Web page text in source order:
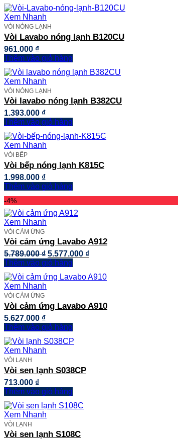
Xem Nhanh
VÒI NÓNG LẠNH
Vòi Lavabo nóng lạnh B120CU
961.000 ₫
Thêm vào giỏ hàng
Xem Nhanh
VÒI NÓNG LẠNH
Vòi lavabo nóng lạnh B382CU
1.393.000 ₫
Thêm vào giỏ hàng
Xem Nhanh
VÒI BẾP
Vòi bếp nóng lạnh K815C
1.998.000 ₫
Thêm vào giỏ hàng
-4%
Xem Nhanh
VÒI CẢM ỨNG
Vòi cảm ứng Lavabo A912
5.789.000₫ Giá
gốc
5.789.000 ₫.
5.577.000 ₫Giá
tại
là:
Thêm vào giỏ hàng
Xem Nhanh
VÒI CẢM ỨNG
Vòi cảm ứng Lavabo A910
5.627.000 ₫
Thêm vào giỏ hàng
Xem Nhanh
VÒI LẠNH
Vòi sen lạnh S038CP
713.000 ₫
Thêm vào giỏ hàng
Xem Nhanh
VÒI LẠNH
Vòi sen lạnh S108C